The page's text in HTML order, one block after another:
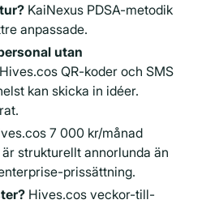
KaiNexus PDSA-metodik
anpassade.
utan
Hives.cos QR-koder och SMS
kan skicka in idéer.
7 000 kr/månad
strukturellt annorlunda än
prissättning.
Hives.cos veckor-till-